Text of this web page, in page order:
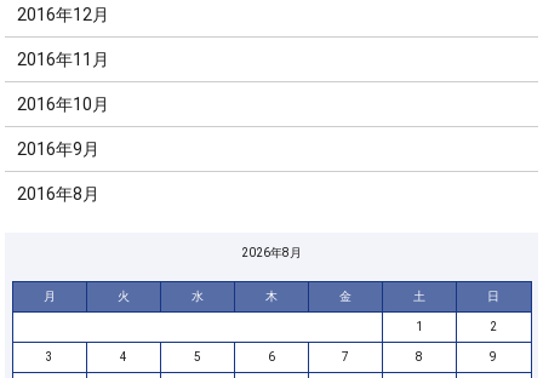
2016年12月
2016年11月
2016年10月
2016年9月
2016年8月
2026年8月
月 火 水 木 金 土 日
1 2
3 4 5 6 7 8 9